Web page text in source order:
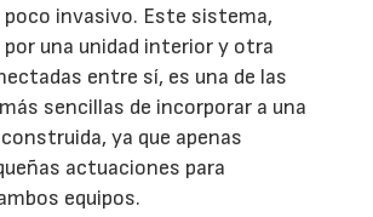
poco invasivo. Este sistema,
una unidad interior y otra
entre sí, es una de las
sencillas de incorporar a una
ya que apenas
actuaciones para
equipos.